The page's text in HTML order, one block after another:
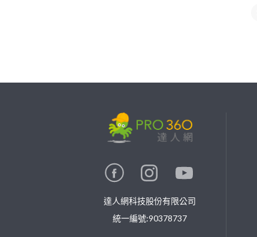
達人網科技股份有限公司
統一編號:90378737